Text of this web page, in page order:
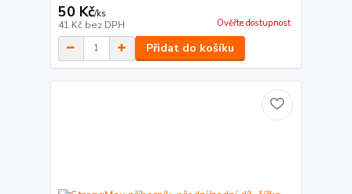
50 Kč/ks
41 Kč bez DPH Ověřte dostupnost
Přidat do košíku